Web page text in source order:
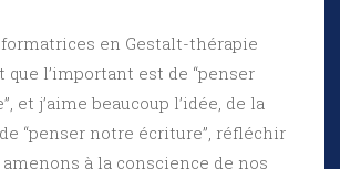
formatrices en Gestalt-thérapie
l’important est de “penser
et j’aime beaucoup l’idée, de la
“penser notre écriture”, réfléchir
amenons à la conscience de nos